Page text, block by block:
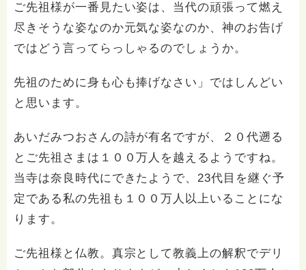
ご先祖様が一番見たい姿は、当代の頑張って燃え
尽きそうな姿なのか元気な姿なのか、神のお告げ
ではどう言ってらっしゃるのでしょうか。
先祖のために身も心も捧げなさい」ではしんどい
と思います。
あいだみつおさんの詩が有名ですが、２０代遡る
とご先祖さまは１００万人を越えるようですね。
当寺は奈良時代にできたようで、23代目を継ぐ予
定である私の先祖も１００万人以上いることにな
ります。
ご先祖様と仏教。真宗として教義上の解釈でデリ